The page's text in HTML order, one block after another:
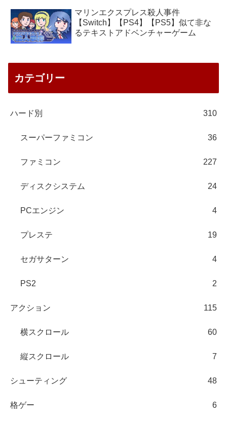
マリンエクスプレス殺人事件
【Switch】【PS4】【PS5】似て非な
るテキストアドベンチャーゲーム
カテゴリー
ハード別 310
スーパーファミコン 36
ファミコン 227
ディスクシステム 24
PCエンジン 4
プレステ 19
セガサターン 4
PS2 2
アクション 115
横スクロール 60
縦スクロール 7
シューティング 48
格ゲー 6